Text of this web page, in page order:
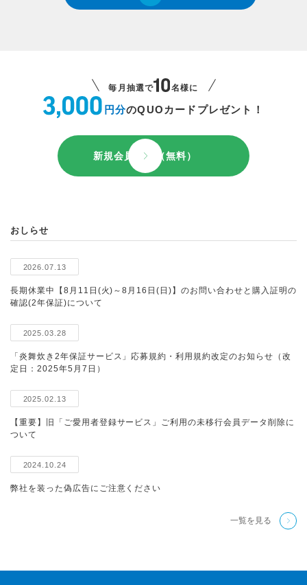
毎月抽選で 名様に
円分のQUOカードプレゼント！
新規会員登録（無料）
おしらせ
2026.07.13
長期休業中【8月11日(火)～8月16日(日)】のお問い合わせと購入証明の
確認(2年保証)について
2025.03.28
「炎舞炊き2年保証サービス」応募規約・利用規約改定のお知らせ（改
定日：2025年5月7日）
2025.02.13
【重要】旧「ご愛用者登録サービス」ご利用の未移行会員データ削除に
ついて
2024.10.24
弊社を装った偽広告にご注意ください
一覧を見る